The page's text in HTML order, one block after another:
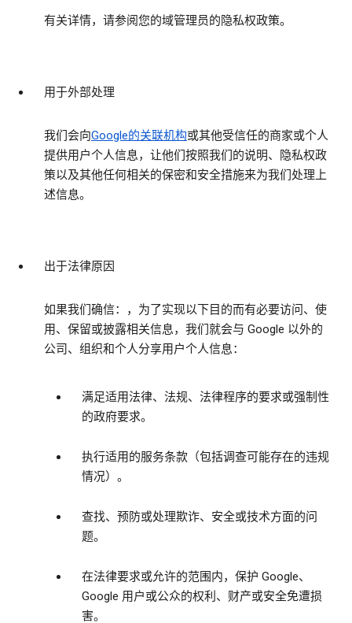
有关详情，请参阅您的域管理员的隐私权政策。
用于外部处理
我们会向Google的关联机构或其他受信任的商家或个人
提供用户个人信息，让他们按照我们的说明、隐私权政
策以及其他任何相关的保密和安全措施来为我们处理上
述信息。
出于法律原因
如果我们确信：，为了实现以下目的而有必要访问、使
用、保留或披露相关信息，我们就会与 Google 以外的
公司、组织和个人分享用户个人信息：
满足适用法律、法规、法律程序的要求或强制性
的政府要求。
执行适用的服务条款（包括调查可能存在的违规
情况）。
查找、预防或处理欺诈、安全或技术方面的问
题。
在法律要求或允许的范围内，保护 Google、
Google 用户或公众的权利、财产或安全免遭损
害。